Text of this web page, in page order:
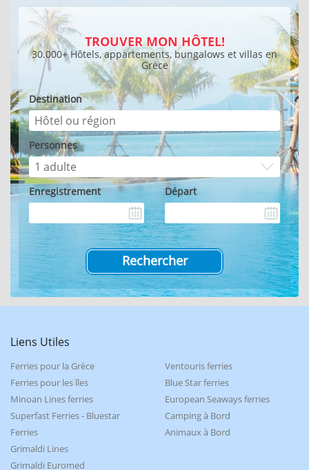
TROUVER MON HÔTEL!
30.000+ Hôtels, appartements, bungalows et villas en
Grèce
Destination
Personnes
Enregistrement Départ
Liens Utiles
Ferries pour la Grèce
Ferries pour les îles
Minoan Lines ferries
Superfast Ferries - Bluestar
Ferries
Grimaldi Lines
Grimaldi Euromed
Ventouris ferries
Blue Star ferries
European Seaways ferries
Camping à Bord
Animaux à Bord